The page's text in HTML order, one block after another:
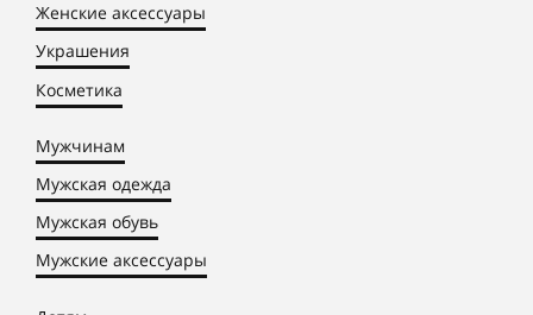
Женские аксессуары
Украшения
Косметика
Мужчинам
Мужская одежда
Мужская обувь
Мужские аксессуары